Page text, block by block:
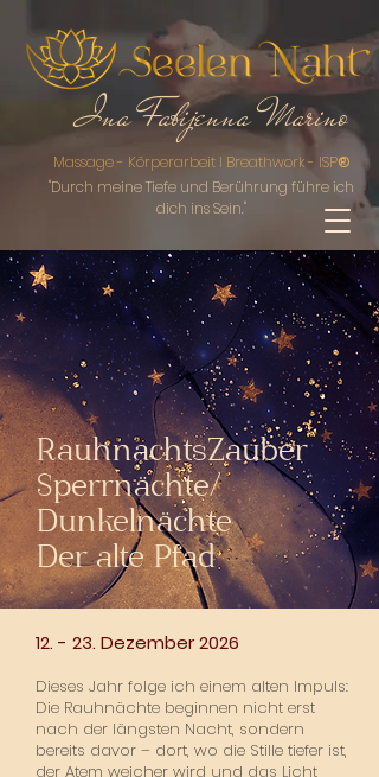
Ina Fabijenna Marino
Massage - Körperarbeit I Breathwork - ISP®
"Durch meine Tiefe und Berührung führe ich
dich ins Sein."
RauhnachtsZauber
Sperrnächte/
Dunkelnächte
Der alte Pfad
12. - 23. Dezember 2026
Dieses Jahr folge ich einem alten Impuls:
Die Rauhnächte beginnen nicht erst
nach der längsten Nacht, sondern
bereits davor – dort, wo die Stille tiefer ist,
der Atem weicher wird und das Licht